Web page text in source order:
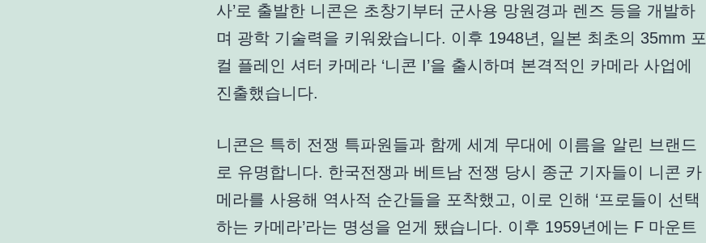
사’로 출발한 니콘은 초창기부터 군사용 망원경과 렌즈 등을 개발하
며 광학 기술력을 키워왔습니다. 이후 1948년, 일본 최초의 35mm 포
컬 플레인 셔터 카메라 ‘니콘 I’을 출시하며 본격적인 카메라 사업에
진출했습니다.
니콘은 특히 전쟁 특파원들과 함께 세계 무대에 이름을 알린 브랜드
로 유명합니다. 한국전쟁과 베트남 전쟁 당시 종군 기자들이 니콘 카
메라를 사용해 역사적 순간들을 포착했고, 이로 인해 ‘프로들이 선택
하는 카메라’라는 명성을 얻게 됐습니다. 이후 1959년에는 F 마운트